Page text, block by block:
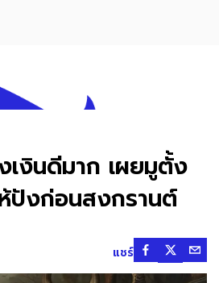
งินดีมาก เผยมูตั้ง
ปังก่อนสงกรานต์
แชร์